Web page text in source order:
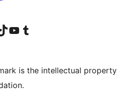
account
LinkedIn account
ons TikTok account
Bezoek ons YouTube kanaalBezoek ons Tumblr account
is the intellectual property